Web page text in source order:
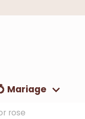
Mariage
rose